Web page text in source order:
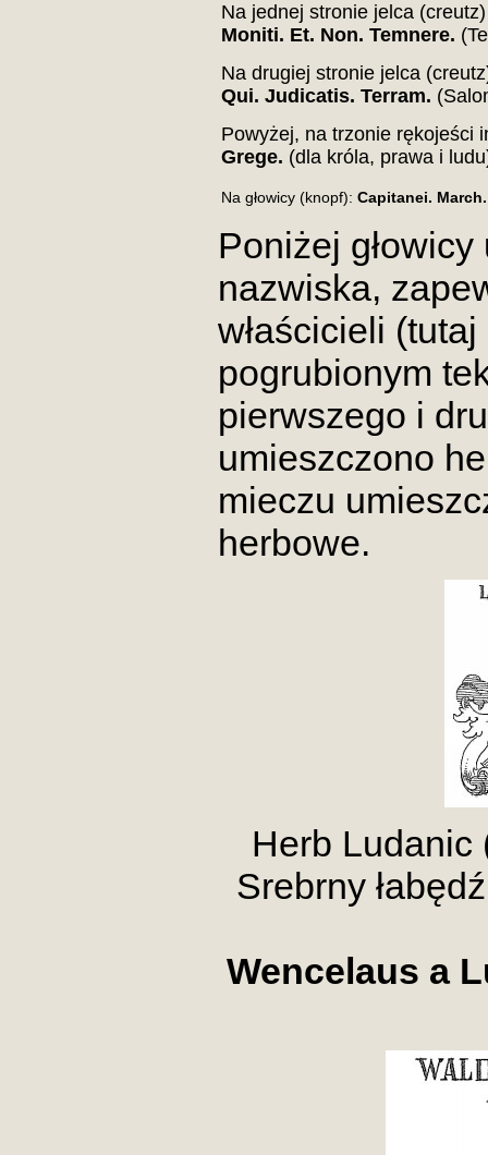
Na jednej stronie jelca
Moniti. Et. Non. Temnere.
Na drugiej stronie jelca
Qui. Judicatis. Terram.
Powyżej, na trzonie rękojeści
Grege. (dla króla, prawa i
Na głowicy (knopf): Capitanei.
Poniżej
nazwiska,
właścicieli
pogrubionym
pierwszego i
umieszczono
mieczu
herbowe.
Herb Ludanic
Srebrny
Wencelaus a